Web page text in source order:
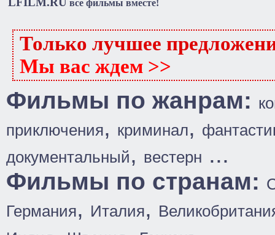
все фильмы вместе!
Только лучшее
Мы вас ждем >>
Фильмы по жанрам:
приключения, криминал,
документальный, вестерн ...
Фильмы по странам:
Германия, Италия,